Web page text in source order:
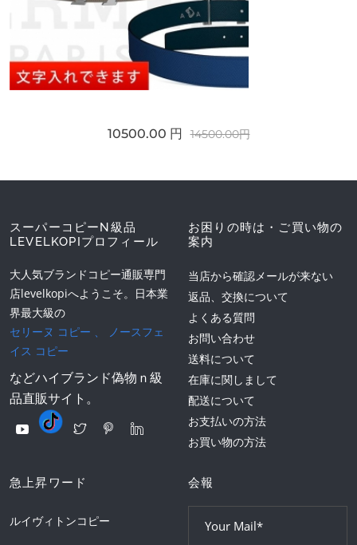
10500.00 円 14500.00円
スーパーコピーN級品
LEVELKOPIプロフィール
大人気ブランドコピー通販専門
店levelkopiへようこそ。日本業
界最大級の
セリーヌ コピー 、
ノースフェ
イス コピー
などハイブランド偽物ｎ級
品直販サイト。
お困りの時は・ご買い物の
案内
当店から確認メールが来ない
返品、交換について
よくある質問
お問い合わせ
送料について
在庫に関しまして
配送について
お支払いの方法
お買い物の方法
急上昇ワード
ルイヴィトンコピー
会報